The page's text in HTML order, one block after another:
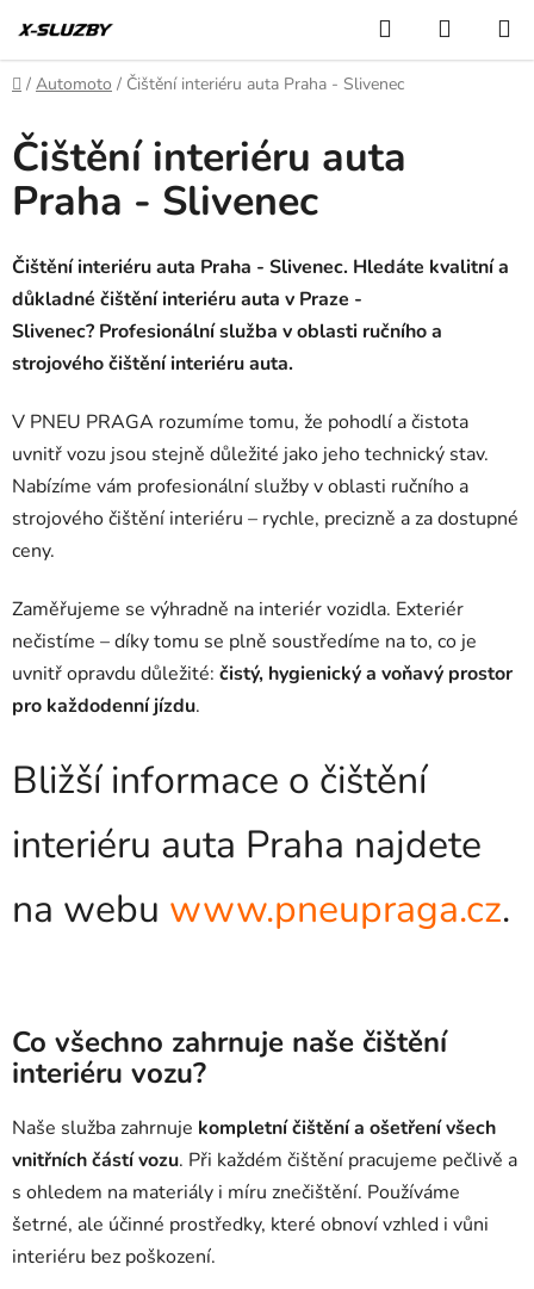
na
obsah
Hledat
KOŠÍK
Domů
/ Automoto / Čištění interiéru auta Praha - Slivenec
Čištění interiéru auta
Praha - Slivenec
Čištění interiéru auta Praha - Slivenec. Hledáte kvalitní a
důkladné čištění interiéru auta v Praze -
Slivenec? Profesionální služba v oblasti ručního a
strojového čištění interiéru auta.
V PNEU PRAGA rozumíme tomu, že pohodlí a čistota
uvnitř vozu jsou stejně důležité jako jeho technický stav.
Nabízíme vám profesionální služby v oblasti ručního a
strojového čištění interiéru – rychle, precizně a za dostupné
ceny.
Zaměřujeme se výhradně na interiér vozidla. Exteriér
nečistíme – díky tomu se plně soustředíme na to, co je
uvnitř opravdu důležité: čistý, hygienický a voňavý prostor
pro každodenní jízdu.
Bližší informace o čištění
interiéru auta Praha najdete
na webu www.pneupraga.cz.
Co všechno zahrnuje naše čištění
interiéru vozu?
Naše služba zahrnuje kompletní čištění a ošetření všech
vnitřních částí vozu. Při každém čištění pracujeme pečlivě a
s ohledem na materiály i míru znečištění. Používáme
šetrné, ale účinné prostředky, které obnoví vzhled i vůni
interiéru bez poškození.